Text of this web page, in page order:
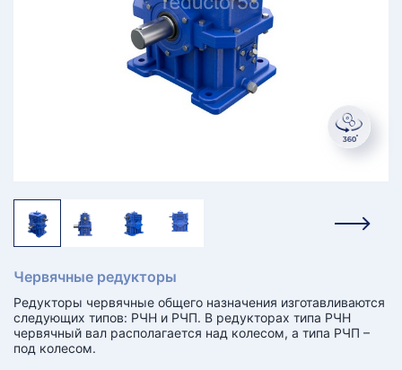
Червячные редукторы
Редукторы червячные общего назначения изготавливаются
следующих типов: РЧН и РЧП. В редукторах типа РЧН
червячный вал располагается над колесом, а типа РЧП –
под колесом.